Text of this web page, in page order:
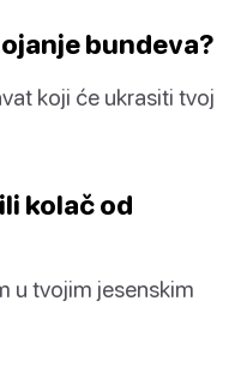
bundeva?
koji će ukrasiti tvoj
kolač od
u tvojim jesenskim